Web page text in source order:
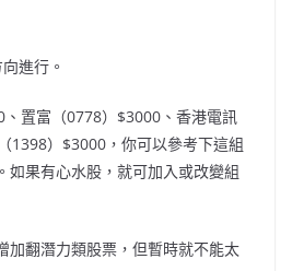
進行。
置富（0778）$3000、香港電訊
1398）$3000，你可以參考下這組
如果有心水股，就可加入或改變組
加翻潛力類股票，但暫時就不能太